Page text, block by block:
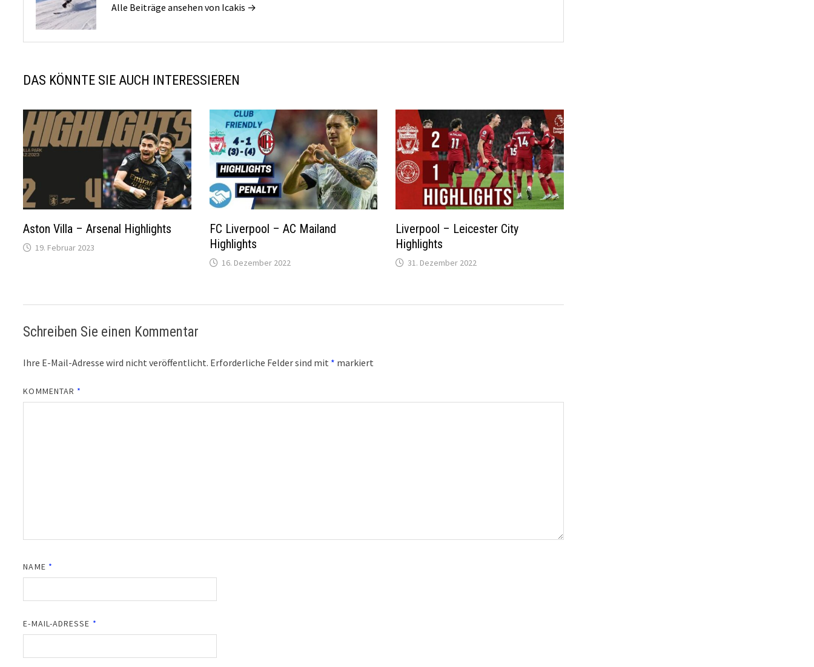
Alle Beiträge ansehen von Icakis →
DAS KÖNNTE SIE AUCH INTERESSIEREN
Aston Villa – Arsenal Highlights
19. Februar 2023
FC Liverpool – AC Mailand
Highlights
16. Dezember 2022
Liverpool – Leicester City
Highlights
31. Dezember 2022
Schreiben Sie einen Kommentar
Ihre E-Mail-Adresse wird nicht veröffentlicht. Erforderliche Felder sind mit * markiert
KOMMENTAR *
NAME *
E-MAIL-ADRESSE *